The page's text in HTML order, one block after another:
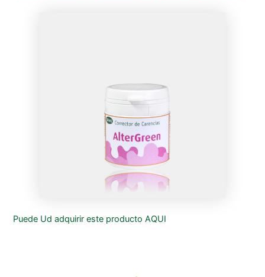
Puede Ud adquirir este producto AQUI